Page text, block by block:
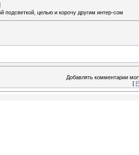
подсветкой, целью и корочу другим интер-сом
Добавлять комментарии
[